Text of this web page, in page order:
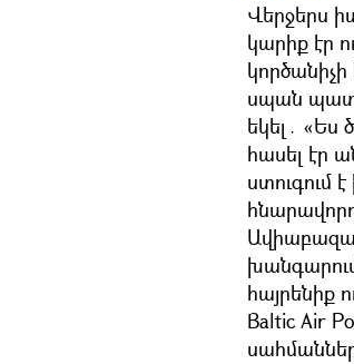
Վերջերս
կարիք էր
սպան
եկել․ «Ես
հասել էր
ստուգում
Ավիաբազա
հայրենիք
Baltic Air